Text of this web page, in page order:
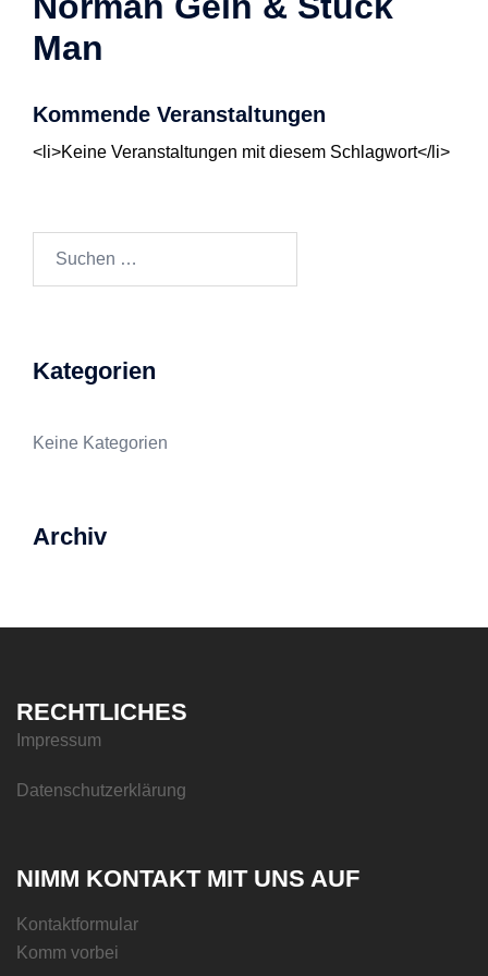
Man
Kommende Veranstaltungen
<li>Keine Veranstaltungen mit diesem Schlagwort</li>
Kategorien
Keine Kategorien
Archiv
RECHTLICHES
Impressum
Datenschutzerklärung
NIMM KONTAKT MIT UNS AUF
Kontaktformular
Komm vorbei